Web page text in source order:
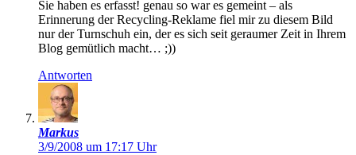
Sie haben es erfasst! genau so war es gemeint – als
Erinnerung der Recycling-Reklame fiel mir zu diesem Bild
nur der Turnschuh ein, der es sich seit geraumer Zeit in Ihrem
Blog gemütlich macht… ;))
Antworten
Markus
3/9/2008 um 17:17 Uhr